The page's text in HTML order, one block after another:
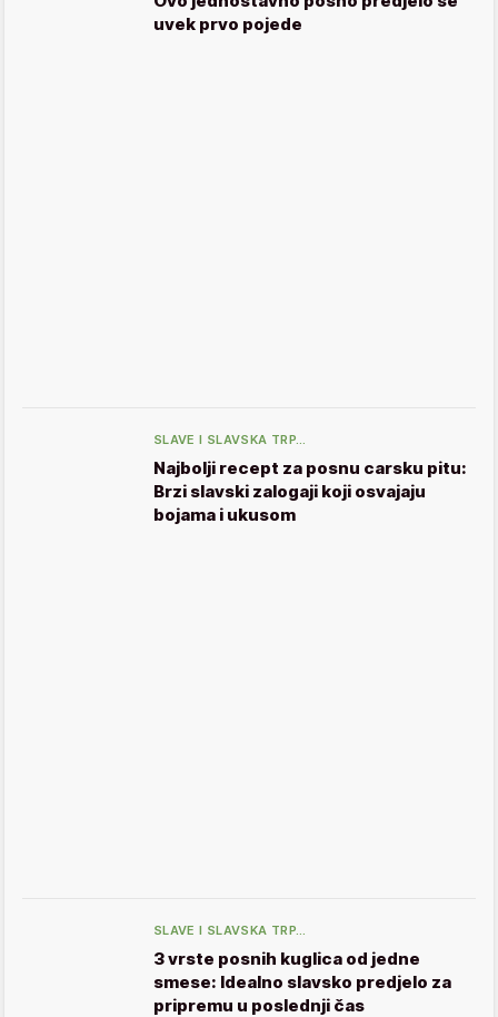
uvek prvo pojede
SLAVE I SLAVSKA TRP…
Najbolji recept za posnu carsku pitu:
Brzi slavski zalogaji koji osvajaju
bojama i ukusom
SLAVE I SLAVSKA TRP…
3 vrste posnih kuglica od jedne
smese: Idealno slavsko predjelo za
pripremu u poslednji čas